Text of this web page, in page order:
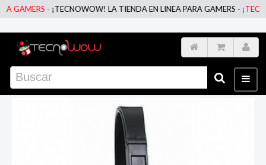
-¡TECNOWOW! LA TIENDA EN LINEA PARA GAMERS -